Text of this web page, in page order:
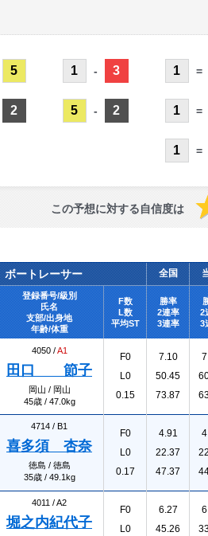
5
2
1 - 3
5 - 2
1 =
1 =
1 =
この予想に対する自信度は
ボートレーサー 全国
登録番号/級別
氏名
支部/出身地
年齢/体重
F数
L数
平均ST
勝率
2連率
3連率
2
3
4050 /A1
田口 節子
岡山 / 岡山
45歳 / 47.0kg
F0
L0
0.15
7.10
50.45
73.87
4714 / B1
喜多須 杏奈
徳島 / 徳島
35歳 / 49.1kg
F0
L0
0.17
4.91
22.37
47.37
4011 /A2
堀之内紀代子
F0
L0
6.27
45.26